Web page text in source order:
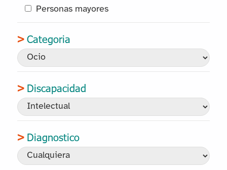
Personas mayores
Categoria
Discapacidad
Diagnostico